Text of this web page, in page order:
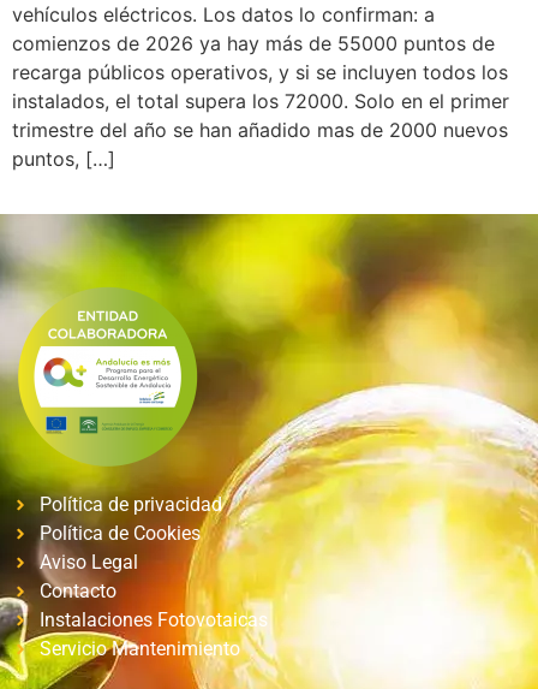
vehículos eléctricos. Los datos lo confirman: a
comienzos de 2026 ya hay más de 55000 puntos de
recarga públicos operativos, y si se incluyen todos los
instalados, el total supera los 72000. Solo en el primer
trimestre del año se han añadido mas de 2000 nuevos
puntos, […]
Política de privacidad
Política de Cookies
Aviso Legal
Contacto
Instalaciones Fotovotaicas
Servicio Mantenimiento